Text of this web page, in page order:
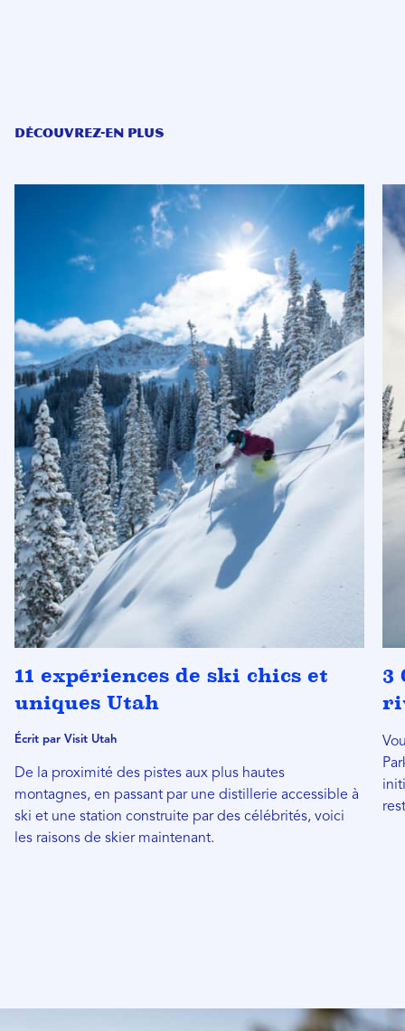
DÉCOUVREZ-EN PLUS
11 expériences de ski chics et
uniques Utah
Écrit par Visit Utah
De la proximité des pistes aux plus hautes
montagnes, en passant par une distillerie accessible à
ski et une station construite par des célébrités, voici
les raisons de skier maintenant.
3